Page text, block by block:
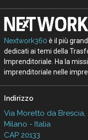
Nextwork360 è il più
dedicati ai temi della
Imprenditoriale. Ha la
imprenditoriale nelle
Indirizzo
Via Moretto da Brescia,
Milano - Italia
CAP 20133